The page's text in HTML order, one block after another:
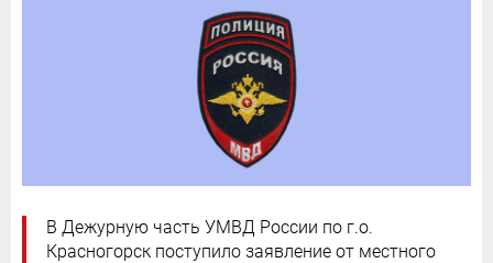
В Дежурную часть УМВД России по г.о.
Красногорск поступило заявление от местного